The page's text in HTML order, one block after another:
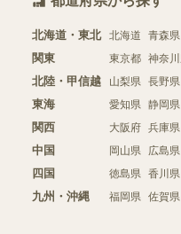
北海道・東北 北海道 青森県
関東 東京都 神奈
北陸・甲信越 山梨県 長野県
東海 愛知県 静岡県
関西 大阪府 兵庫県
中国 岡山県 広島県
四国 徳島県 香川県
九州・沖縄 福岡県 佐賀県